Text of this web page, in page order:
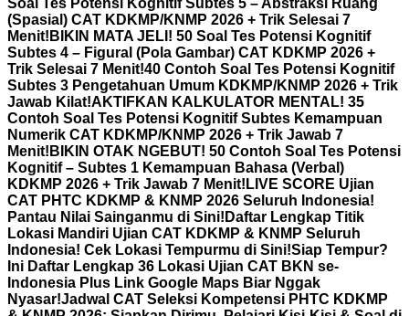
Soal Tes Potensi Kognitif Subtes 5 – Abstraksi Ruang
(Spasial) CAT KDKMP/KNMP 2026 + Trik Selesai 7
Menit! BIKIN MATA JELI! 50 Soal Tes Potensi Kognitif
Subtes 4 – Figural (Pola Gambar) CAT KDKMP 2026 +
Trik Selesai 7 Menit!40 Contoh Soal Tes Potensi Kognitif
Subtes 3 Pengetahuan Umum KDKMP/KNMP 2026 + Trik
Jawab Kilat!AKTIFKAN KALKULATOR MENTAL! 35
Contoh Soal Tes Potensi Kognitif Subtes Kemampuan
Numerik CAT KDKMP/KNMP 2026 + Trik Jawab 7
Menit! BIKIN OTAK NGEBUT! 50 Contoh Soal Tes Potensi
Kognitif – Subtes 1 Kemampuan Bahasa (Verbal)
KDKMP 2026 + Trik Jawab 7 Menit! LIVE SCORE Ujian
CAT PHTC KDKMP & KNMP 2026 Seluruh Indonesia!
Pantau Nilai Sainganmu di Sini! Daftar Lengkap Titik
Lokasi Mandiri Ujian CAT KDKMP & KNMP Seluruh
Indonesia! Cek Lokasi Tempurmu di Sini!Siap Tempur?
Ini Daftar Lengkap 36 Lokasi Ujian CAT BKN se-
Indonesia Plus Link Google Maps Biar Nggak
Nyasar!Jadwal CAT Seleksi Kompetensi PHTC KDKMP